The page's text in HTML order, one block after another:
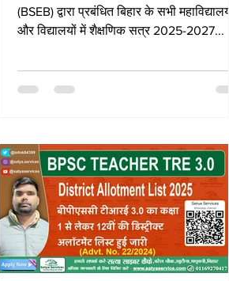
(BSEB) द्वारा प्रबंधित बिहार के सभी महाविद्यालयों
और विद्यालयों में शैक्षणिक सत्र 2025-2027...